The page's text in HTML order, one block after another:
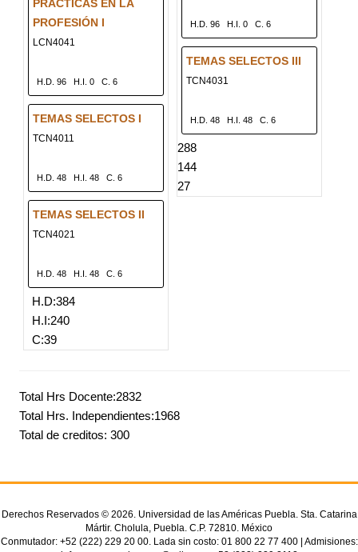
PRÁCTICAS EN LA
PROFESIÓN I
LCN4041
H.D. 96 H.I. 0 C. 6
TEMAS SELECTOS I
TCN4011
H.D. 48 H.I. 48 C. 6
TEMAS SELECTOS II
TCN4021
H.D. 48 H.I. 48 C. 6
H.D:384
H.I:240
C:39
H.D. 96 H.I. 0 C. 6
TEMAS SELECTOS III
TCN4031
H.D. 48 H.I. 48 C. 6
288
144
27
Total Hrs Docente:2832
Total Hrs. Independientes:1968
Total de creditos: 300
Derechos Reservados © 2026. Universidad de las Américas Puebla. Sta. Catarina
Mártir. Cholula, Puebla. C.P. 72810. México
Conmutador: +52 (222) 229 20 00. Lada sin costo: 01 800 22 77 400 | Admisiones: